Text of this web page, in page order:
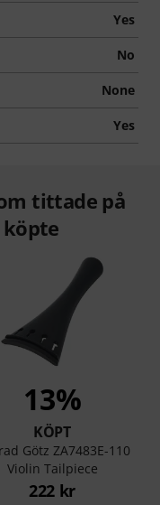
Yes
No
None
Yes
tittade på
13%
KÖPT
Götz ZA7483E-110
Violin Tailpiece
222 kr